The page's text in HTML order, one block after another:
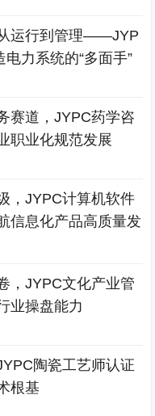
运行到管理——JYP
力系统的“多面手”
赛道，JYPC药学咨
职业化规范发展
，JYPC计算机软件
信息化产品高质量发
，JYPC文化产业管
业操盘能力
陶瓷工艺师认证
根基